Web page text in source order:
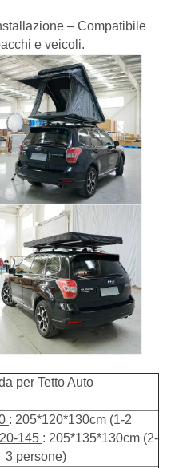
– Compatibile
e veicoli.
per Tetto Auto
: 205*120*130cm (1-2
145 : 205*135*130cm (2-
3 persone)